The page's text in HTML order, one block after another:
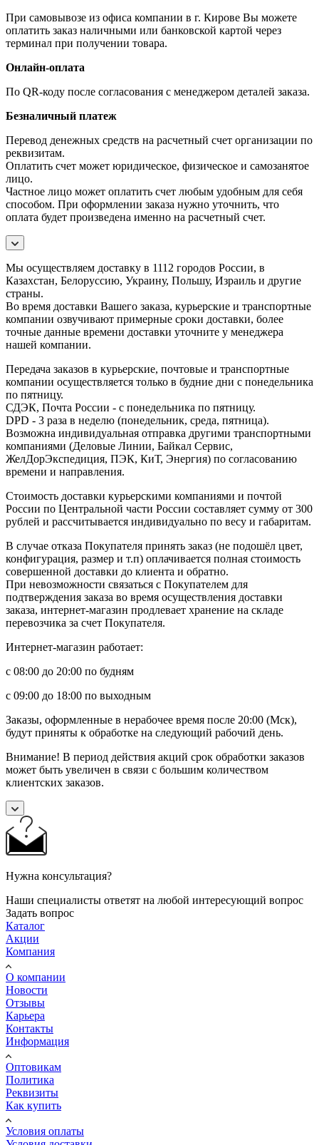
При самовывозе из офиса компании в г. Кирове Вы можете
оплатить заказ наличными или банковской картой через
терминал при получении товара.
Онлайн-оплата
По QR-коду после согласования с менеджером деталей заказа.
Безналичный платеж
Перевод денежных средств на расчетный счет организации по
реквизитам.
Оплатить счет может юридическое, физическое и самозанятое
лицо.
Частное лицо может оплатить счет любым удобным для себя
способом. При оформлении заказа нужно уточнить, что
оплата будет произведена именно на расчетный счет.
Мы осуществляем доставку в 1112 городов России, в
Казахстан, Белоруссию, Украину, Польшу, Израиль и другие
страны.
Во время доставки Вашего заказа, курьерские и транспортные
компании озвучивают примерные сроки доставки, более
точные данные времени доставки уточните у менеджера
нашей компании.
Передача заказов в курьерские, почтовые и транспортные
компании осуществляется только в будние дни с понедельника
по пятницу.
СДЭК, Почта России - с понедельника по пятницу.
DPD - 3 раза в неделю (понедельник, среда, пятница).
Возможна индивидуальная отправка другими транспортными
компаниями (Деловые Линии, Байкал Сервис,
ЖелДорЭкспедиция, ПЭК, КиТ, Энергия) по согласованию
времени и направления.
Стоимость доставки курьерскими компаниями и почтой
России по Центральной части России составляет сумму от 300
рублей и рассчитывается индивидуально по весу и габаритам.
В случае отказа Покупателя принять заказ (не подошёл цвет,
конфигурация, размер и т.п) оплачивается полная стоимость
совершенной доставки до клиента и обратно.
При невозможности связаться с Покупателем для
подтверждения заказа во время осуществления доставки
заказа, интернет-магазин продлевает хранение на складе
перевозчика за счет Покупателя.
Интернет-магазин работает:
с 08:00 до 20:00 по будням
с 09:00 до 18:00 по выходным
Заказы, оформленные в нерабочее время после 20:00 (Мск),
будут приняты к обработке на следующий рабочий день.
Внимание! В период действия акций срок обработки заказов
может быть увеличен в связи с большим количеством
клиентских заказов.
Нужна консультация?
Наши специалисты ответят на любой интересующий вопрос
Задать вопрос
Каталог
Акции
Компания
О компании
Новости
Отзывы
Карьера
Контакты
Информация
Оптовикам
Политика
Реквизиты
Как купить
Условия оплаты